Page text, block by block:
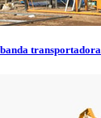
transportadora